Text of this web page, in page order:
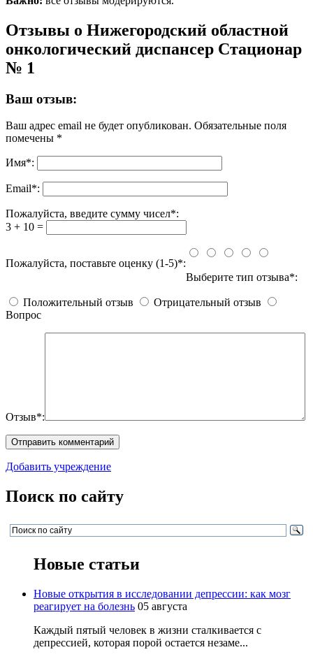
Отзывы о Нижегородский областной
онкологический диспансер Стационар
№ 1
Ваш отзыв:
Ваш адрес email не будет опубликован. Обязательные поля
помечены *
Имя*:
Email*:
Пожалуйста, введите сумму чисел*:
3 + 10 =
Пожалуйста, поставьте оценку (1-5)*:
Выберите тип отзыва*:
Положительный отзыв
Отрицательный отзыв
Вопрос
Отзыв*:
Добавить учреждение
Поиск по сайту
Новые статьи
Новые открытия в исследовании депрессии: как мозг
реагирует на болезнь 05 августа
Каждый пятый человек в жизни сталкивается с
депрессией, которая порой остается незаме...